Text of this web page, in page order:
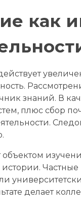
как
знаний. В
плюс сбор
делает